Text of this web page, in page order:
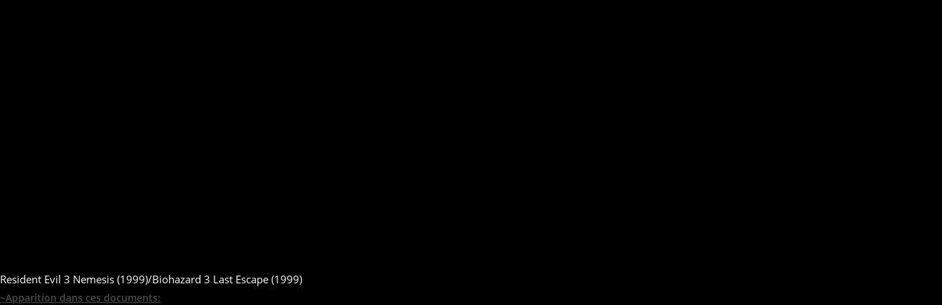
Resident Evil 3 Nemesis (1999)/Biohazard 3 Last Escape (1999)
~Apparition dans ces documents: